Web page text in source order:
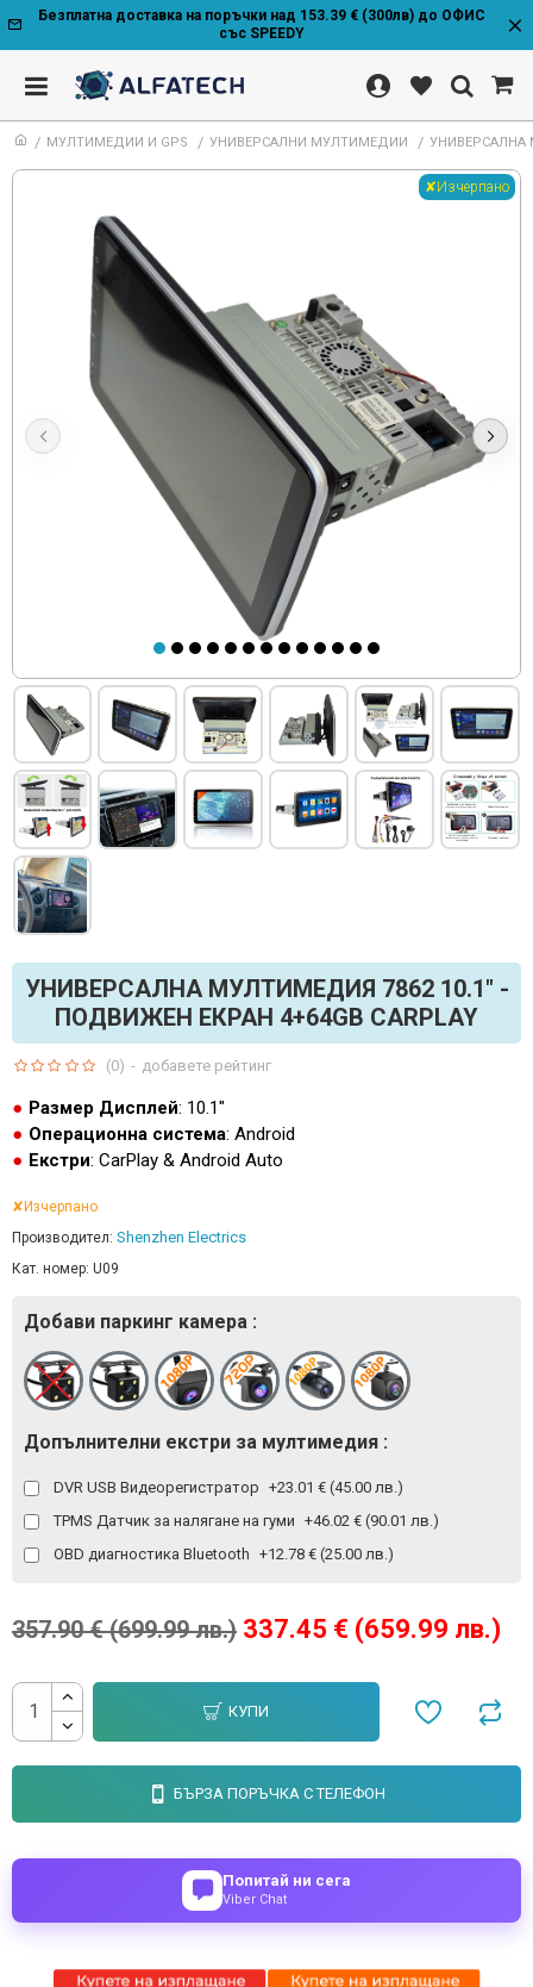
Безплатна доставка на поръчки над 153.39 € (300лв) до ОФИС
със SPEEDY
МУЛТИМЕДИИ И GPS УНИВЕРСАЛНИ МУЛТИМЕДИИ УНИВЕРСАЛНА
✘Изчерпано
УНИВЕРСАЛНА МУЛТИМЕДИЯ 7862 10.1" -
ПОДВИЖЕН ЕКРАН 4+64GB CARPLAY
Размер Дисплей: 10.1"
Операционна система: Android
Екстри: CarPlay & Android Auto
✘Изчерпано
Производител: Shenzhen Electrics
Кат. номер: U09
(0) - добавете рейтинг
337.45 € (659.99 лв.)
357.90 € (699.99 лв.)
Добави паркинг камера :
Допълнителни екстри за мултимедия :
DVR USB Видеорегистратор +23.01 € (45.00 лв.)
TPMS Датчик за налягане на гуми +46.02 € (90.01 лв.)
OBD диагностика Bluetooth +12.78 € (25.00 лв.)
КУПИ
БЪРЗА ПОРЪЧКА С ТЕЛЕФОН
Попитай ни сега
Viber Chat